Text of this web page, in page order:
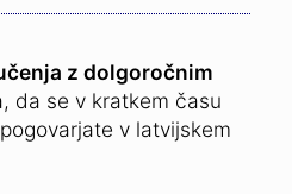
z dolgoročnim
da se v kratkem času
v latvijskem